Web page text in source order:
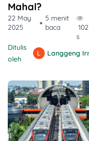
Mahal?
22 May
2025
5 menit
baca
s
Ditulis
oleh
Langgeng